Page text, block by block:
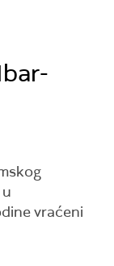
vraćeni